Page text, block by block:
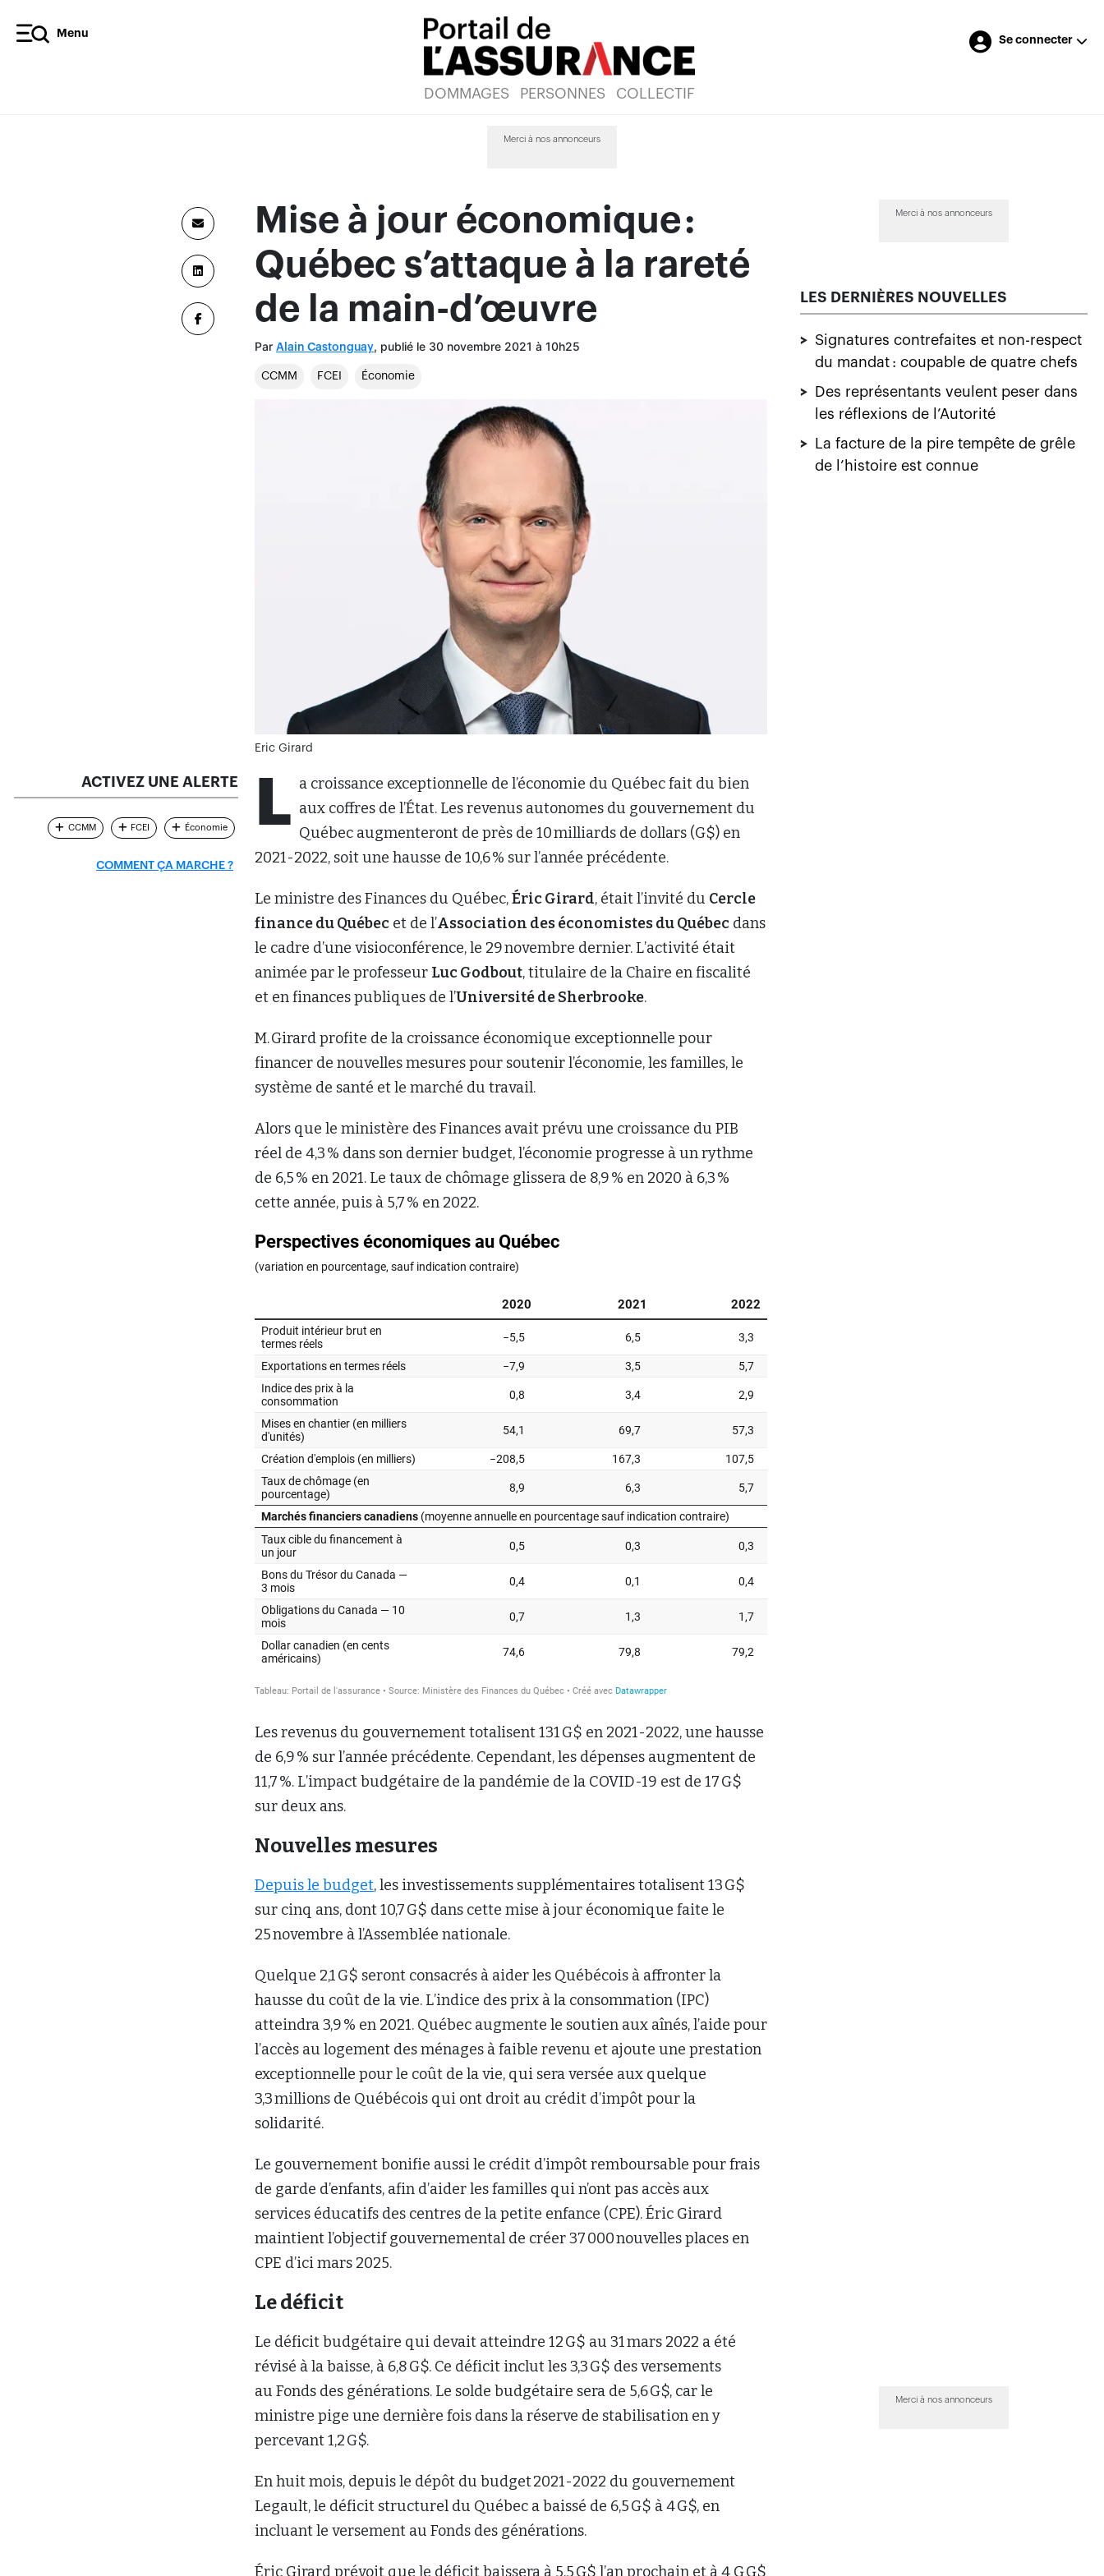
Menu
DOMMAGES PERSONNES COLLECTIF
Se connecter
Merci à nos annonceurs
Mise à jour économique :
Québec s’attaque à la rareté
de la main-d’œuvre
Par Alain Castonguay, publié le 30 novembre 2021 à 10h25
CCMM FCEI Économie
Eric Girard
L a croissance exceptionnelle de l’économie du Québec fait du bien
aux coffres de l’État. Les revenus autonomes du gouvernement du
Québec augmenteront de près de 10 milliards de dollars (G$) en
2021-2022, soit une hausse de 10,6 % sur l’année précédente.
Le ministre des Finances du Québec,Éric Girard, était l’invité du Cercle
finance du Québec et de l’Association des économistes du Québec dans
le cadre d’une visioconférence, le 29 novembre dernier. L’activité était
animée par le professeur Luc Godbout, titulaire de la Chaire en fiscalité
et en finances publiques de l’Université de Sherbrooke.
M. Girard profite de la croissance économique exceptionnelle pour
financer de nouvelles mesures pour soutenir l’économie, les familles, le
système de santé et le marché du travail.
Alors que le ministère des Finances avait prévu une croissance du PIB
réel de 4,3 % dans son dernier budget, l’économie progresse à un rythme
de 6,5 % en 2021. Le taux de chômage glissera de 8,9 % en 2020 à 6,3 %
cette année, puis à 5,7 % en 2022.
Les revenus du gouvernement totalisent 131 G$ en 2021-2022, une hausse
de 6,9 % sur l’année précédente. Cependant, les dépenses augmentent de
11,7 %. L’impact budgétaire de la pandémie de la COVID-19 est de 17 G$
sur deux ans.
Nouvelles mesures
Depuis le budget, les investissements supplémentaires totalisent 13 G$
sur cinq ans, dont 10,7 G$ dans cette mise à jour économique faite le
25 novembre à l’Assemblée nationale.
Quelque 2,1 G$ seront consacrés à aider les Québécois à affronter la
hausse du coût de la vie. L’indice des prix à la consommation (IPC)
atteindra 3,9 % en 2021. Québec augmente le soutien aux aînés, l’aide pour
l’accès au logement des ménages à faible revenu et ajoute une prestation
exceptionnelle pour le coût de la vie, qui sera versée aux quelque
3,3 millions de Québécois qui ont droit au crédit d’impôt pour la
solidarité.
Le gouvernement bonifie aussi le crédit d’impôt remboursable pour frais
de garde d’enfants, afin d’aider les familles qui n’ont pas accès aux
services éducatifs des centres de la petite enfance (CPE). Éric Girard
maintient l’objectif gouvernemental de créer 37 000 nouvelles places en
CPE d’ici mars 2025.
Le déficit
Le déficit budgétaire qui devait atteindre 12 G$ au 31 mars 2022 a été
révisé à la baisse, à 6,8 G$. Ce déficit inclut les 3,3 G$ des versements
au Fonds des générations. Le solde budgétaire sera de 5,6 G$, car le
ministre pige une dernière fois dans la réserve de stabilisation en y
percevant 1,2 G$.
En huit mois, depuis le dépôt du budget 2021-2022 du gouvernement
Legault, le déficit structurel du Québec a baissé de 6,5 G$ à 4 G$, en
incluant le versement au Fonds des générations.
Éric Girard prévoit que le déficit baissera à 5,5 G$ l’an prochain et à 4 G G$
ACTIVEZ UNE ALERTE
CCMM FCEI Économie
COMMENT ÇA MARCHE ?
Merci à nos annonceurs
LES DERNIÈRES NOUVELLES
> Signatures contrefaites et non-respect
du mandat : coupable de quatre chefs
>
Des représentants veulent peser dans
les réflexions de l’Autorité
>
La facture de la pire tempête de grêle
de l’histoire est connue
Merci à nos annonceurs